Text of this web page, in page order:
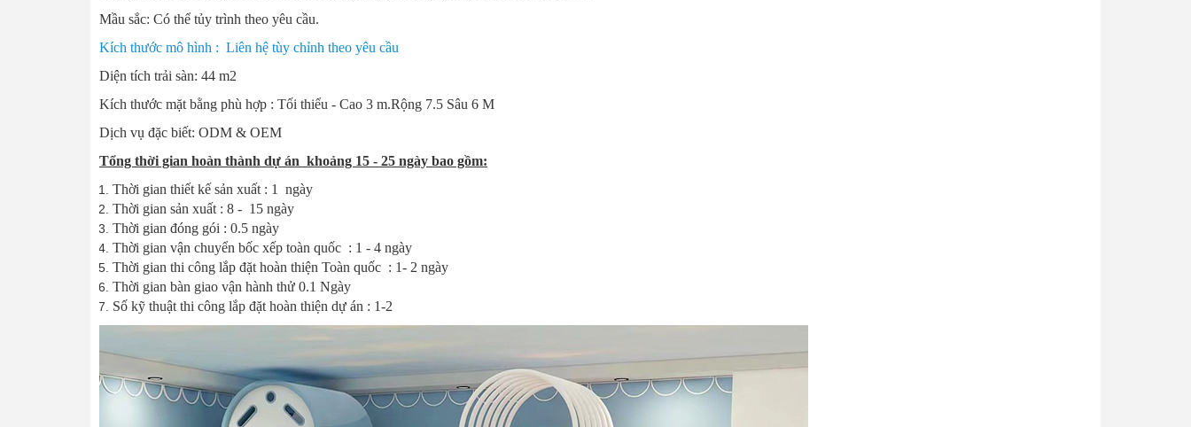
Mầu sắc: Có thể tủy trình theo yêu cầu.
Kích thước mô hình : Liên hệ tùy chỉnh theo yêu cầu
Diện tích trải sàn: 44 m2
Kích thước mặt bằng phù hợp : Tối thiểu - Cao 3 m.Rộng 7.5 Sâu 6 M
Dịch vụ đặc biết: ODM & OEM
Tổng thời gian hoàn thành dự án khoảng 15 - 25 ngày bao gồm:
Thời gian thiết kế sản xuất : 1 ngày
Thời gian sản xuất : 8 - 15 ngày
Thời gian đóng gói : 0.5 ngày
Thời gian vận chuyển bốc xếp toàn quốc : 1 - 4 ngày
Thời gian thi công lắp đặt hoàn thiện Toàn quốc : 1- 2 ngày
Thời gian bàn giao vận hành thử 0.1 Ngày
Số kỹ thuật thi công lắp đặt hoàn thiện dự án : 1-2